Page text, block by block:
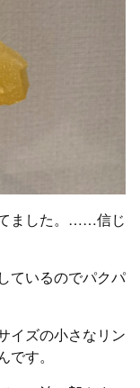
ました。……信じ
ているのでパクパ
イズの小さなリン
す。